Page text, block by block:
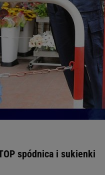
spódnica i sukienki